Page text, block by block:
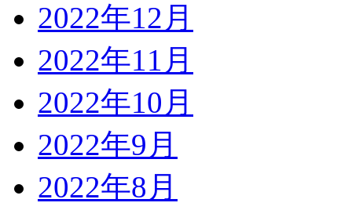
2022年12月
2022年11月
2022年10月
2022年9月
2022年8月